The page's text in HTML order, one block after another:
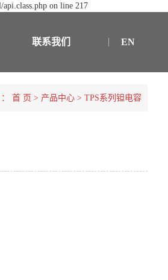
on line 217
联系我们 EN
：首 页 > 产品中心 >TPS系列钽电容